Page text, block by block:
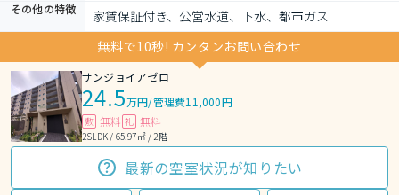
その他の特徴
家賃保証付き、公営水道、下水、都市ガス
無料で10秒! カンタンお問い合わせ
サンジョイアゼロ
24.5万円/管理費11,000円
敷 無料 礼 無料
2SLDK / 65.97㎡ / 2階
最新の空室状況が知りたい